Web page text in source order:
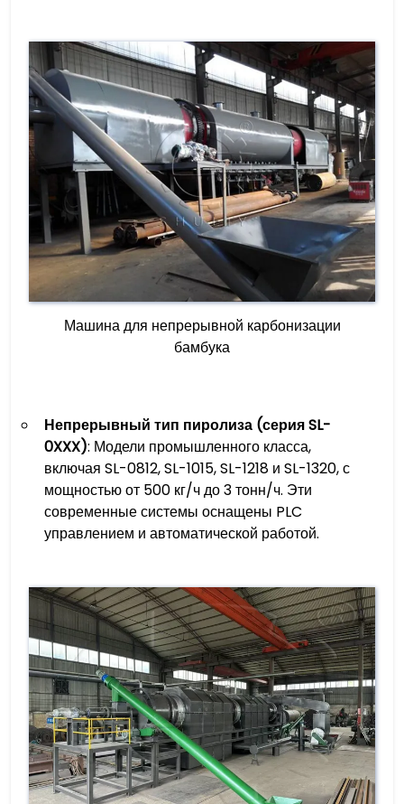
Машина для непрерывной карбонизации
бамбука
Непрерывный тип пиролиза (серия SL-
0XXX): Модели промышленного класса,
включая SL-0812, SL-1015, SL-1218 и SL-1320, с
мощностью от 500 кг/ч до 3 тонн/ч. Эти
современные системы оснащены PLC
управлением и автоматической работой.